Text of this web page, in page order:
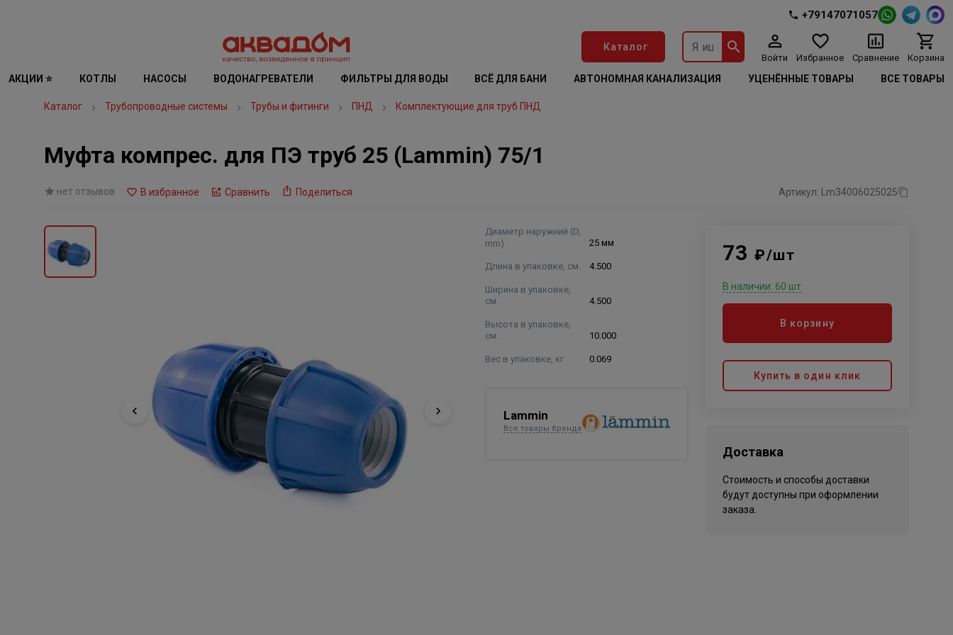
+79147071057
Каталог
Войти Избранное Сравнение Корзина
АКЦИИ ⭐ КОТЛЫ НАСОСЫ ВОДОНАГРЕВАТЕЛИ ФИЛЬТРЫ ДЛЯ ВОДЫ ВСЁ ДЛЯ БАНИ АВТОНОМНАЯ КАНАЛИЗАЦИЯ УЦЕНЁННЫЕ ТОВАРЫ ВСЕ ТОВАРЫ
Каталог Трубопроводные системы Трубы и фитинги ПНД Комплектующие для труб ПНД
Муфта компрес. для ПЭ труб 25 (Lammin) 75/1
нет отзывов В избранное Сравнить Поделиться Артикул: Lm34006025025
Диаметр наружний (D,
mm)
25 мм
Длина в упаковке, см. 4.500
Ширина в упаковке,
см.
4.500
Высота в упаковке,
см.
10.000
Вес в упаковке, кг 0.069
Lammin
Все товары бренда
73₽/шт
В наличии: 60 шт
В корзину
Купить в один клик
Доставка
Стоимость и способы доставки
будут доступны при оформлении
заказа.